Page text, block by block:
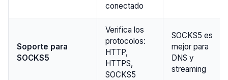
conectado
Soporte para
SOCKS5
Verifica los
protocolos:
HTTP,
HTTPS,
SOCKS5
SOCKS5 es
mejor para
DNS y
streaming